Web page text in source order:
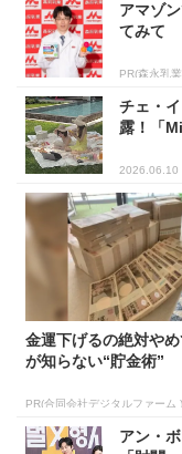
アマゾ
てみて
PR(森永乳
チェ・
露！「
2026.06.10
金運下げるの絶対や
が知らない“貯金術”
PR(合同会社デジタルファーム )
アン・